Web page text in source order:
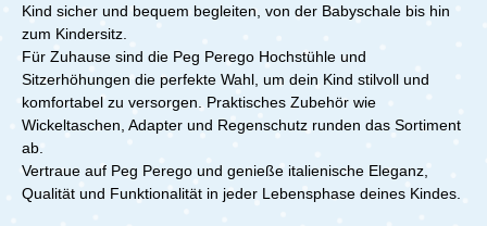
Kind sicher und bequem begleiten, von der Babyschale bis hin
zum Kindersitz.
Für Zuhause sind die Peg Perego Hochstühle und
Sitzerhöhungen die perfekte Wahl, um dein Kind stilvoll und
komfortabel zu versorgen. Praktisches Zubehör wie
Wickeltaschen, Adapter und Regenschutz runden das Sortiment
ab.
Vertraue auf Peg Perego und genieße italienische Eleganz,
Qualität und Funktionalität in jeder Lebensphase deines Kindes.